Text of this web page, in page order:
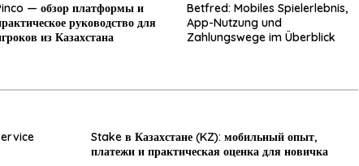
— обзор платформы и
руководство для
из Казахстана
Betfred: Mobiles Spielerlebnis,
App-Nutzung und
Zahlungswege im Überblick
Stake в Казахстане (KZ): мобильный опыт,
платежи и практическая оценка для новичка